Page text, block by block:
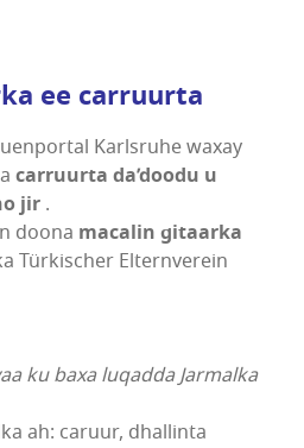
ee carruurta
Karlsruhe waxay
carruurta da’doodu u
jir .
doona macalin gitaarka
Türkischer Elternverein
ku baxa luqadda Jarmalka
ah: caruur, dhallinta